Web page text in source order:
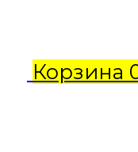
Корзина